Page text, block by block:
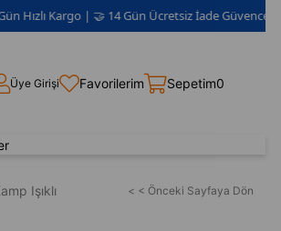
| 🤝 14 Gün Ücretsiz İade Güvencesi 📦 | 2 Yıl
Üye Girişi Favorilerim Sepetim0
Işıklı < < Önceki Sayfaya Dön